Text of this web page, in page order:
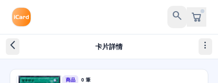
search
arrow_back_ios_new 卡片詳情 more_vert
商品 0 筆